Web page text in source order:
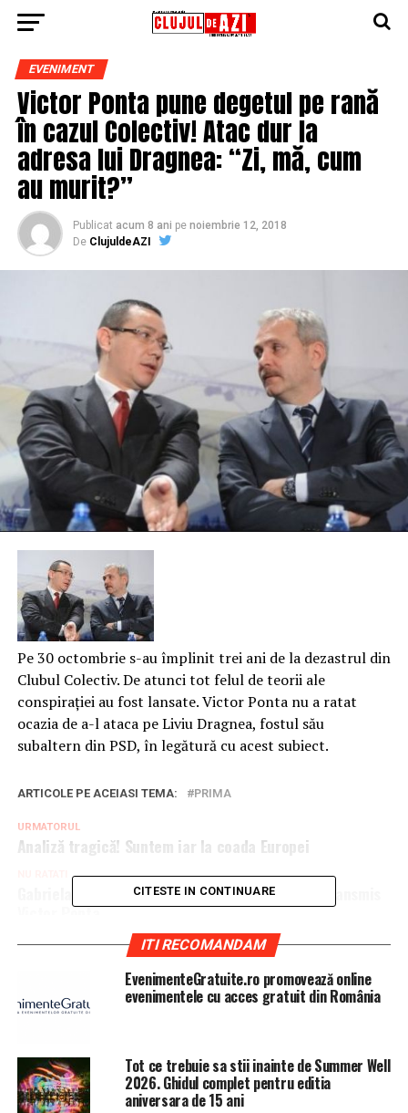
EVENIMENT
Victor Ponta pune degetul pe rană
în cazul Colectiv! Atac dur la
adresa lui Dragnea: “Zi, mă, cum
au murit?”
Publicat acum 8 ani pe noiembrie 12, 2018
De ClujuldeAZI
Pe 30 octombrie s-au împlinit trei ani de la dezastrul din
Clubul Colectiv. De atunci tot felul de teorii ale
conspirației au fost lansate. Victor Ponta nu a ratat
ocazia de a-l ataca pe Liviu Dragnea, fostul său
subaltern din PSD, în legătură cu acest subiect.
ARTICOLE PE ACEIASI TEMA: PRIMA
URMATORUL
Analiză tragică! Suntem iar la coada Europei
Gabriela Firea, umilință fără precedent! Ce i-a transmis
Victor Ponta
CITESTE IN CONTINUARE
ITI RECOMANDAM
EvenimenteGratuite.ro promovează online
evenimentele cu acces gratuit din România
Tot ce trebuie sa stii inainte de Summer Well
2026. Ghidul complet pentru editia
aniversara de 15 ani